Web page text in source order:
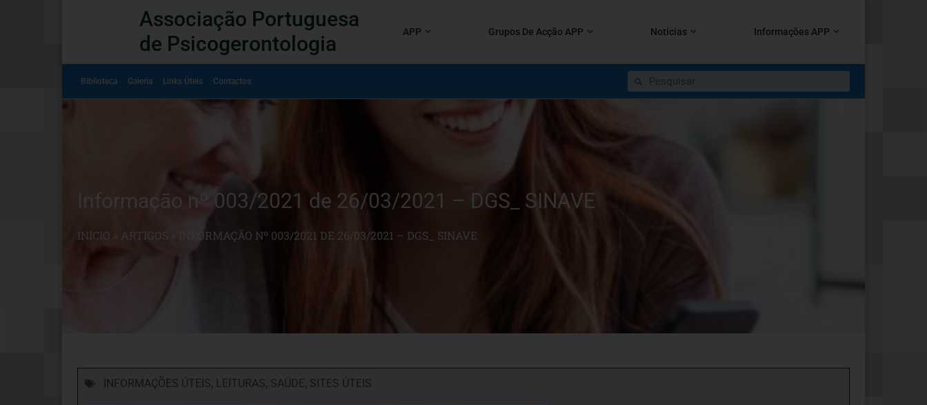
Associação Portuguesa
de Psicogerontologia
APP Grupos De Acção APP Notícias Informações APP
Biblioteca Galeria Links Úteis Contactos
Informação nº 003/2021 de 26/03/2021 – DGS_ SINAVE
INÍCIO » ARTIGOS INFORMAÇÃO Nº 003/2021 DE 26/03/2021 – DGS_ SINAVE
INFORMAÇÕES ÚTEIS, LEITURAS, SAÚDE, SITES ÚTEIS